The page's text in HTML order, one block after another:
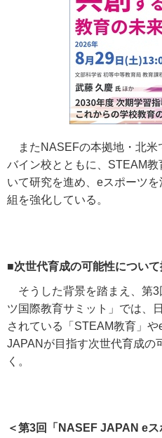
また NASEFの本拠地・北米
バイン校とともに、 STEAM教
いて研究を進め、 eスポーツを
組を強化している。
■次世代育成の可能性につい
そうした背景を踏まえ、第3
ツ国際教育サミット」では、
されている「 STEAM教育」や
JAPAN が目指す次世代育成の
く。
＜第3回「NASEF JAPAN e